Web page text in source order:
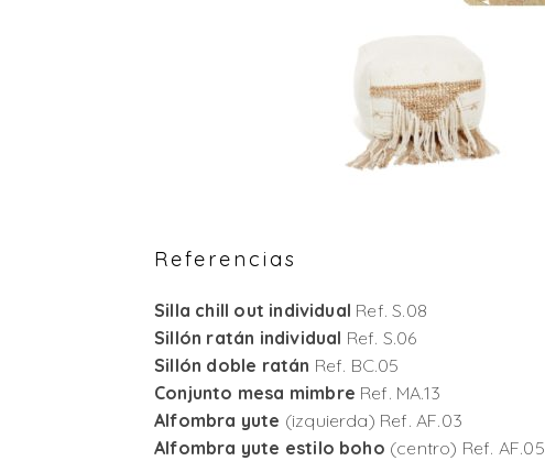
Referencias
Silla chill out individual Ref. S.08
Sillón ratán individual Ref. S.06
Sillón doble ratán Ref. BC.05
Conjunto mesa mimbre Ref. MA.13
Alfombra yute (izquierda) Ref. AF.03
Alfombra yute estilo boho (centro) Ref. AF.05